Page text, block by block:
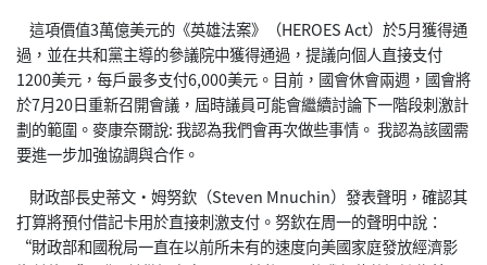
這項價值3萬億美元的《英雄法案》（HEROES Act）於5月獲得通
過，並在共和黨主導的參議院中獲得通過，提議向個人直接支付
1200美元，每戶最多支付6,000美元。目前，國會休會兩週，國會將
於7月20日重新召開會議，屆時議員可能會繼續討論下一階段刺激計
劃的範圍。麥康奈爾說: 我認為我們會再次做些事情。 我認為該國需
要進一步加強協調與合作。
財政部長史蒂文•姆努欽（Steven Mnuchin）發表聲明，確認其
打算將預付借記卡用於直接刺激支付。努欽在周一的聲明中說：
“財政部和國稅局一直在以前所未有的速度向美國家庭發放經濟影